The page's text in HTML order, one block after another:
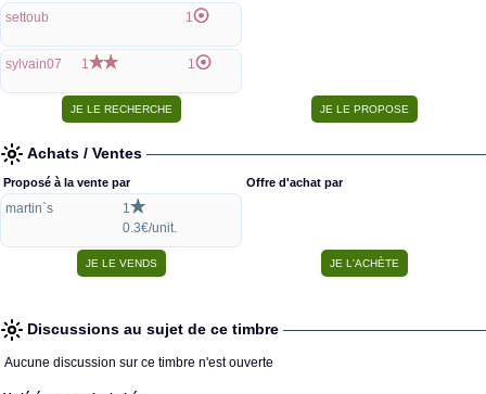
settoub 1
sylvain07 1 1
Achats / Ventes
Proposé à la vente par
martin`s
1
0.3€/unit.
Offre d'achat par
Discussions au sujet de ce timbre
Aucune discussion sur ce timbre n'est ouverte